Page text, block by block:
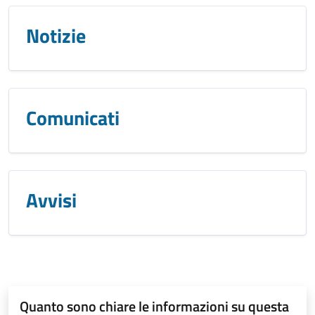
Notizie
Comunicati
Avvisi
Quanto sono chiare le informazioni su questa